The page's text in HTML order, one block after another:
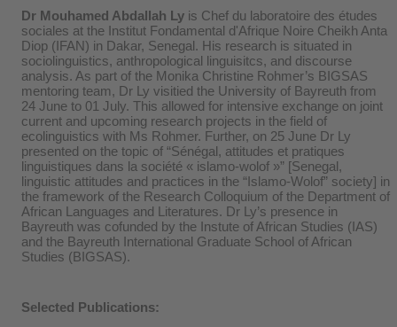
Dr Mouhamed Abdallah Ly is Chef du laboratoire des études
sociales at the Institut Fondamental d'Afrique Noire Cheikh Anta
Diop (IFAN) in Dakar, Senegal. His research is situated in
sociolinguistics, anthropological linguisitcs, and discourse
analysis. As part of the Monika Christine Rohmer’s BIGSAS
mentoring team, Dr Ly visitied the University of Bayreuth from
24 June to 01 July. This allowed for intensive exchange on joint
current and upcoming research projects in the field of
ecolinguistics with Ms Rohmer. Further, on 25 June Dr Ly
presented on the topic of “Sénégal, attitudes et pratiques
linguistiques dans la société « islamo-wolof »” [Senegal,
linguistic attitudes and practices in the “Islamo-Wolof” society] in
the framework of the Research Colloquium of the Department of
African Languages and Literatures. Dr Ly’s presence in
Bayreuth was cofunded by the Instute of African Studies (IAS)
and the Bayreuth International Graduate School of African
Studies (BIGSAS).
Selected Publications: